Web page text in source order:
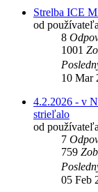
Strelba ICE
od používateľa
8
1001
10 Mar
4.2.2026 - v
strieľalo
od používateľa
7
759
05 Feb